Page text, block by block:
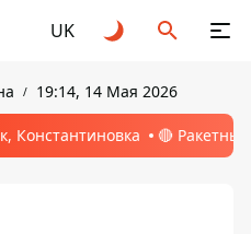
UK
19:14, 14 Мая 2026
Константиновка 🔴